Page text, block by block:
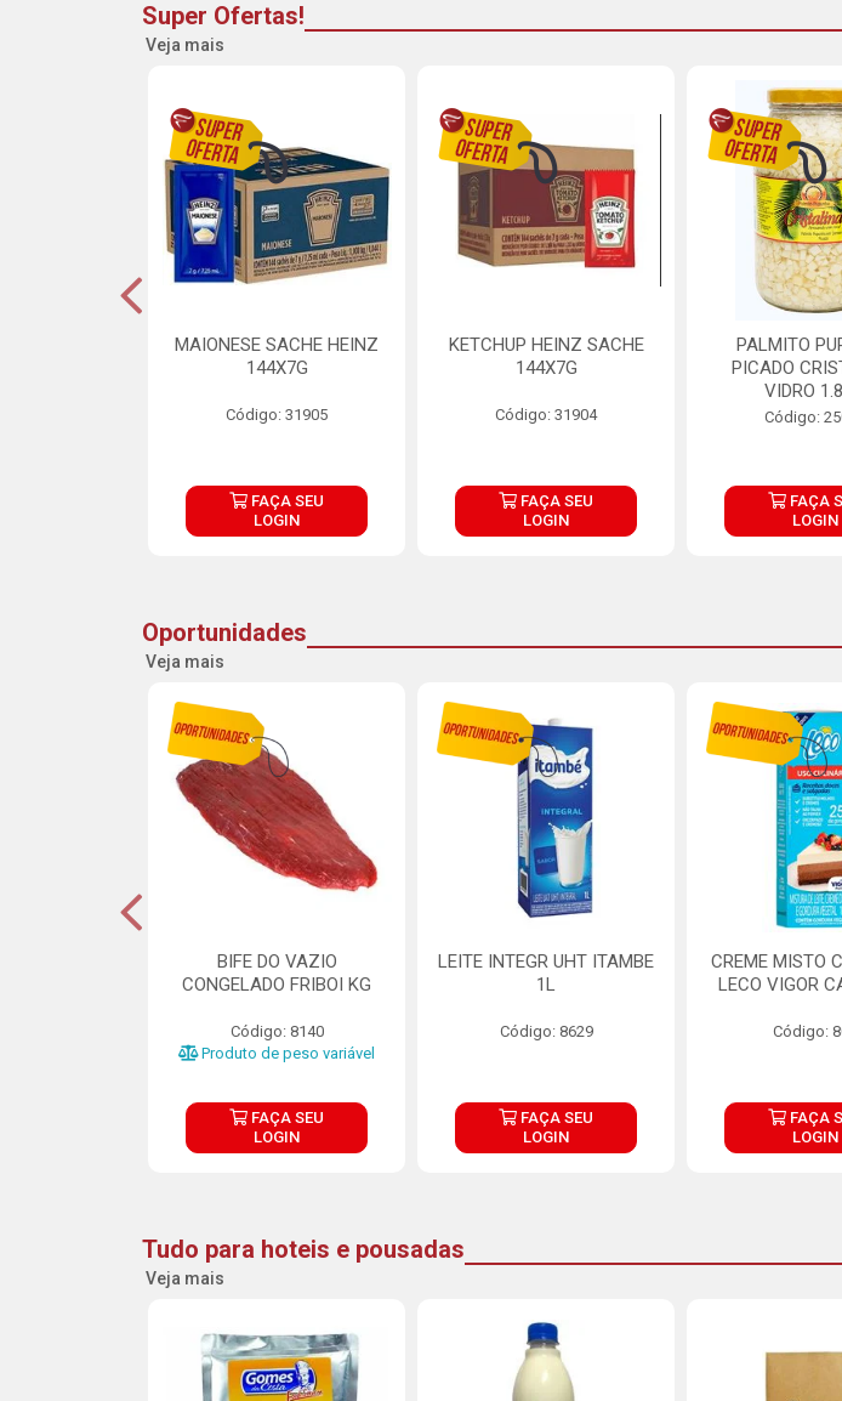
Super Ofertas!
Veja mais
MAIONESE SACHE HEINZ
144X7G
Código: 31905
FAÇA SEU
LOGIN
KETCHUP HEINZ SACHE
144X7G
Código: 31904
FAÇA SEU
LOGIN
PALMITO
PICADO
VIDRO
Código:
FAÇA
LOGIN
Oportunidades
Veja mais
BIFE DO VAZIO
CONGELADO FRIBOI KG
Código: 8140
Produto de peso variável
FAÇA SEU
LOGIN
LEITE INTEGR UHT ITAMBE
1L
Código: 8629
FAÇA SEU
LOGIN
CREME MISTO
LECO VIGOR
Código:
FAÇA
LOGIN
Tudo para hoteis e pousadas
Veja mais